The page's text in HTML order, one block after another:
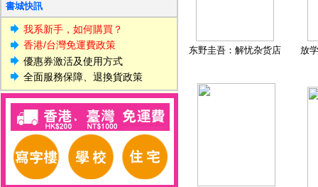
書城快訊
我系新手，如何購買？
香港/台灣免運費政策
優惠券激活及使用方式
全面服務保障、退換貨政策
东野圭吾：解忧杂货店 放